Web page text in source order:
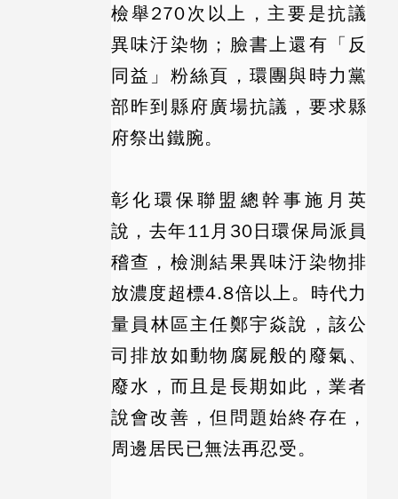
檢舉270次以上，主要是抗議
異味汙染物；臉書上還有「反
同益」粉絲頁，環團與時力黨
部昨到縣府廣場抗議，要求縣
府祭出鐵腕。
彰化環保聯盟總幹事施月英
說，去年11月30日環保局派員
稽查，檢測結果異味汙染物排
放濃度超標4.8倍以上。 時代力
量 員林區主任鄭宇焱說，該公
司排放如動物腐屍般的廢氣、
廢水，而且是長期如此，業者
說會改善，但問題始終存在，
周邊居民已無法再忍受。